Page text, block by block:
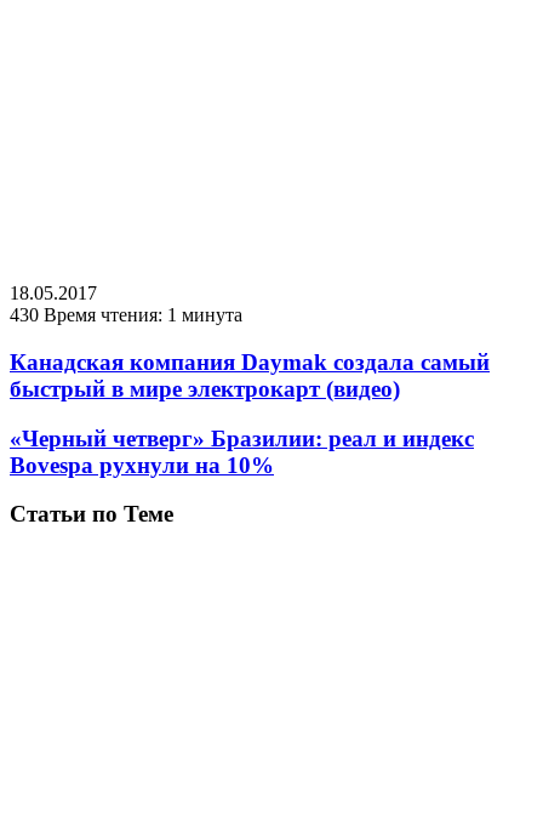
18.05.2017
430 Время чтения: 1 минута
Канадская компания Daymak создала самый
быстрый в мире электрокарт‍ (видео)
«Черный четверг» Бразилии: реал и индекс
Bovespa рухнули на 10%
Статьи по Теме